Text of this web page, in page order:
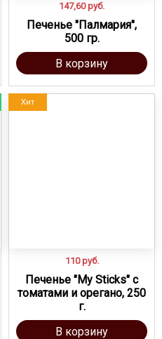
147,60 руб.
Печенье "Палмария",
500 гр.
В корзину
Хит
110 руб.
Печенье "My Sticks" с
томатами и орегано, 250
г.
В корзину